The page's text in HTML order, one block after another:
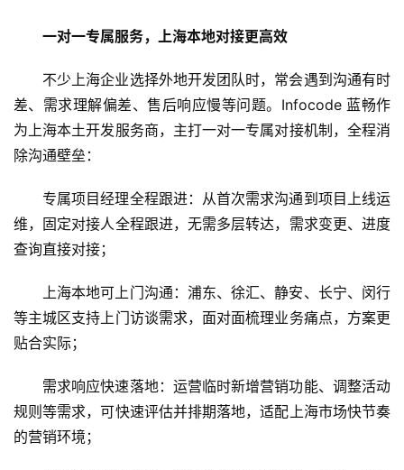
联
网
运
营
销
V
U
I
一对一专属服务，上海本地对接更高效
不少上海企业选择外地开发团队时，常会遇到沟通有时
差、需求理解偏差、售后响应慢等问题。Infocode 蓝畅作
为上海本土开发服务商，主打一对一专属对接机制，全程消
除沟通壁垒：
专属项目经理全程跟进：从首次需求沟通到项目上线运
维，固定对接人全程跟进，无需多层转达，需求变更、进度
查询直接对接；
上海本地可上门沟通：浦东、徐汇、静安、长宁、闵行
等主城区支持上门访谈需求，面对面梳理业务痛点，方案更
贴合实际；
需求响应快速落地：运营临时新增营销功能、调整活动
规则等需求，可快速评估并排期落地，适配上海市场快节奏
的营销环境；